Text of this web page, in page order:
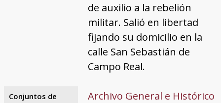
de auxilio a la rebelión
militar. Salió en libertad
fijando su domicilio en la
calle San Sebastián de
Campo Real.
Conjuntos de
Archivo General e Histórico